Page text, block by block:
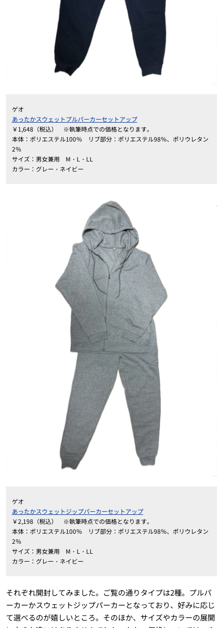
ゲオ
あったかスウェットプルパーカーセットアップ
￥1,648（税込） ※執筆時点での価格となります。
本体：ポリエステル100％ リブ部分：ポリエステル98％、ポリウレタン
2％
サイズ：男女兼用 M・L・LL
カラー：グレー・ネイビー
ゲオ
あったかスウェットジップパーカーセットアップ
￥2,198（税込） ※執筆時点での価格となります。
本体：ポリエステル100％ リブ部分：ポリエステル98％、ポリウレタン
2％
サイズ：男女兼用 M・L・LL
カラー：グレー・ネイビー
それぞれ開封してみました。ご覧の通りタイプは2種。プルパ
ーカーかスウェットジップパーカーとなっており、好みに応じ
て選べるのが嬉しいところ。そのほか、サイズやカラーの展開